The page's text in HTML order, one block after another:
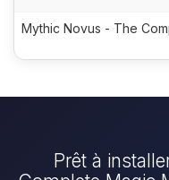
Mythic Novus - The
Prêt à